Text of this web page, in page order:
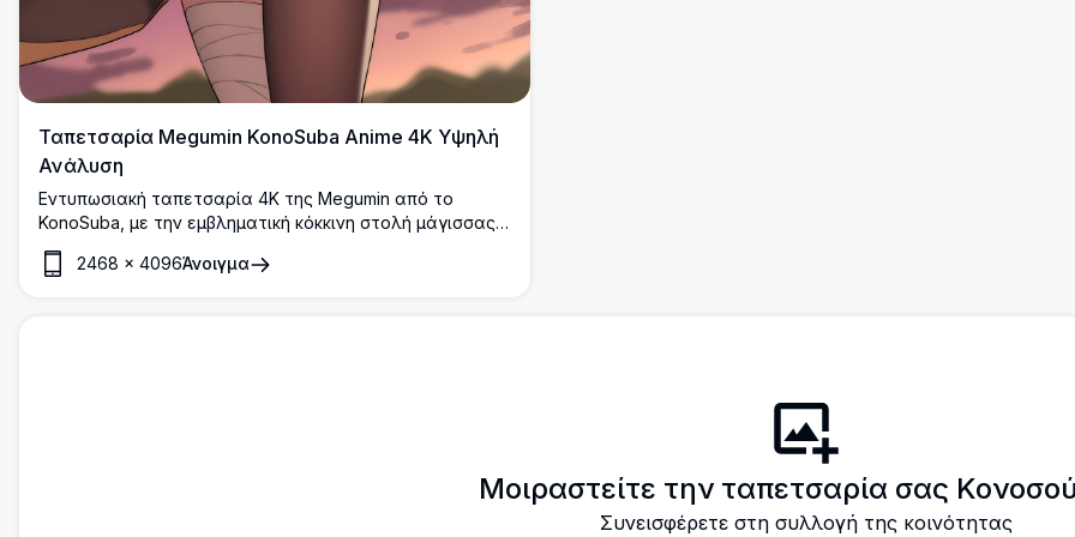
Ταπετσαρία Megumin KonoSuba Anime 4K Υψηλή
Ανάλυση
Εντυπωσιακή ταπετσαρία 4K της Megumin από το
KonoSuba, με την εμβληματική κόκκινη στολή μάγισσας,
το φαρδύ καπέλο μάγισσας και το χαρακτηριστικό της
ραβδί. Ένα anime artwork υψηλής ανάλυσης με
2468 × 4096Άνοιγμα
Μοιραστείτε την ταπετσαρία σας
Συνεισφέρετε στη συλλογή της κοινότητας